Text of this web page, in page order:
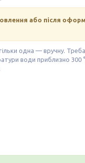
або після
одна — вручну.
води приблизно 300